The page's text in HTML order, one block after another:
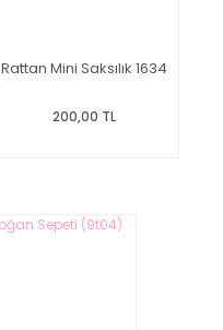
Rattan Mini Saksılık 1634
200,00 TL